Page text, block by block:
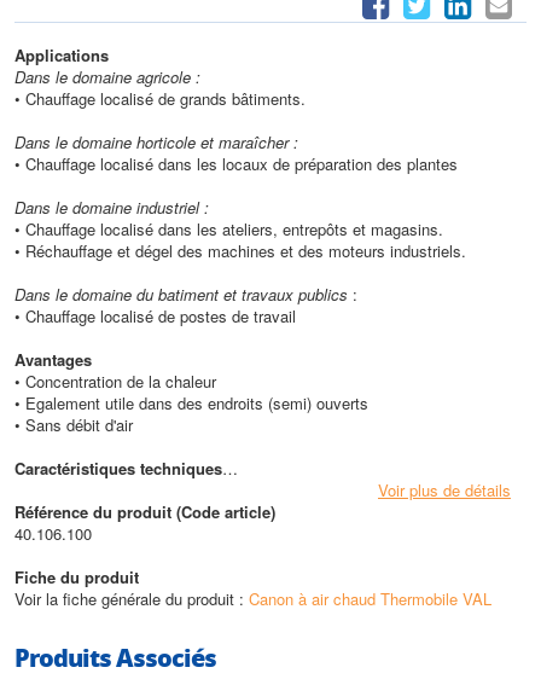
Applications
Dans le domaine agricole :
• Chauffage localisé de grands bâtiments.
Dans le domaine horticole et maraîcher :
• Chauffage localisé dans les locaux de préparation des plantes
Dans le domaine industriel :
• Chauffage localisé dans les ateliers, entrepôts et magasins.
• Réchauffage et dégel des machines et des moteurs industriels.
Dans le domaine du batiment et travaux publics :
• Chauffage localisé de postes de travail
Avantages
• Concentration de la chaleur
• Egalement utile dans des endroits (semi) ouverts
• Sans débit d'air
Caractéristiques techniques
• Puissance en calories maxi : 35 000 Kcal/H
Voir plus de détails
Référence du produit (Code article)
40.106.100
Fiche du produit
Voir la fiche générale du produit : Canon à air chaud Thermobile VAL
Produits Associés